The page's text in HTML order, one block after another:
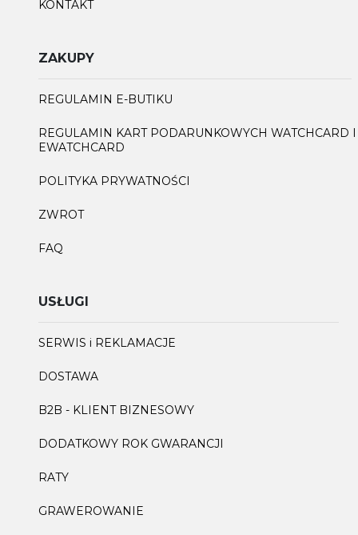
KONTAKT
ZAKUPY
REGULAMIN E-BUTIKU
REGULAMIN KART PODARUNKOWYCH WATCHCARD I
EWATCHCARD
POLITYKA PRYWATNOŚCI
ZWROT
FAQ
USŁUGI
SERWIS i REKLAMACJE
DOSTAWA
B2B - KLIENT BIZNESOWY
DODATKOWY ROK GWARANCJI
RATY
GRAWEROWANIE